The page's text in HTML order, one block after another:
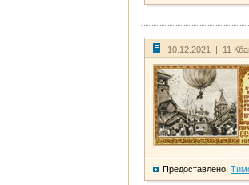
10.12.2021 | 11
Предоставлено: